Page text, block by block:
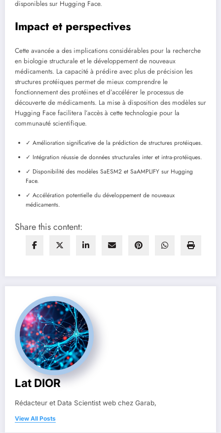
disponibles sur Hugging Face.
Impact et perspectives
Cette avancée a des implications considérables pour la recherche
en biologie structurale et le développement de nouveaux
médicaments. La capacité à prédire avec plus de précision les
structures protéiques permet de mieux comprendre le
fonctionnement des protéines et d’accélérer le processus de
découverte de médicaments. La mise à disposition des modèles sur
Hugging Face facilitera l’accès à cette technologie pour la
communauté scientifique.
✓ Amélioration significative de la prédiction de structures protéiques.
✓ Intégration réussie de données structurales inter et intra-protéiques.
✓ Disponibilité des modèles SaESM2 et SaAMPLIFY sur Hugging
Face.
✓ Accélération potentielle du développement de nouveaux
médicaments.
Share this content:
Lat DIOR
Rédacteur et Data Scientist web chez Garab,
View All Posts